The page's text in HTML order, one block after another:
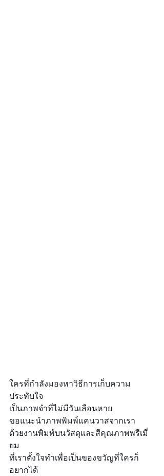
ใครที่กำลังมองหาวิธีการเก็บความ
ประทับใจ
เป็นภาพจำที่ไม่มีวันเลือนหาย
ขอแนะนำภาพพิมพ์แคนวาสจากเรา
ด้วยงานพิมพ์บนวัสดุและสีคุณภาพพรีเมี่
ยม
ที่เราตั้งใจทำเพื่อเป็นของขวัญที่ใครก็
อยากได้